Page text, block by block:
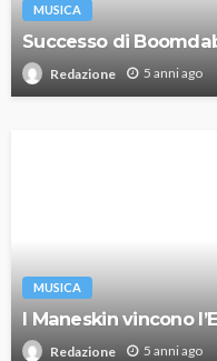
MUSICA
Successo di
Redazione 5 anni ago
MUSICA
I Maneskin vincono
Redazione 5 anni ago